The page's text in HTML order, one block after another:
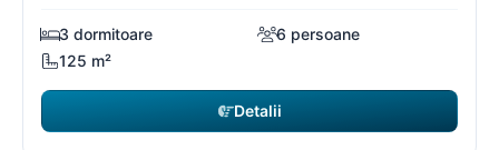
3 dormitoare
6 persoane
125 m²
Detalii